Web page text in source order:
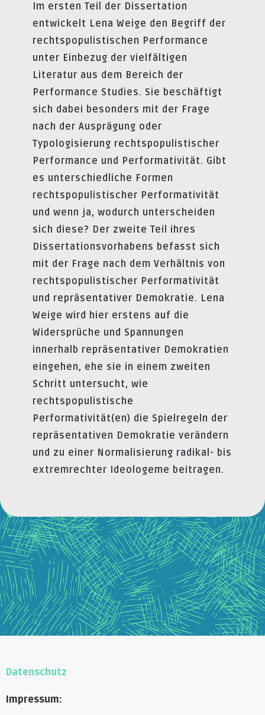
Im ersten Teil der Dissertation
entwickelt Lena Weige den Begriff der
rechtspopulistischen Performance
unter Einbezug der vielfältigen
Literatur aus dem Bereich der
Performance Studies. Sie beschäftigt
sich dabei besonders mit der Frage
nach der Ausprägung oder
Typologisierung rechtspopulistischer
Performance und Performativität. Gibt
es unterschiedliche Formen
rechtspopulistischer Performativität
und wenn ja, wodurch unterscheiden
sich diese? Der zweite Teil ihres
Dissertationsvorhabens befasst sich
mit der Frage nach dem Verhältnis von
rechtspopulistischer Performativität
und repräsentativer Demokratie. Lena
Weige wird hier erstens auf die
Widersprüche und Spannungen
innerhalb repräsentativer Demokratien
eingehen, ehe sie in einem zweiten
Schritt untersucht, wie
rechtspopulistische
Performativität(en) die Spielregeln der
repräsentativen Demokratie verändern
und zu einer Normalisierung radikal- bis
extremrechter Ideologeme beitragen.
Datenschutz
Impressum: